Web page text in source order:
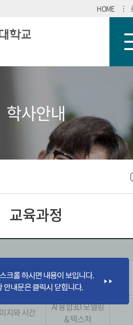
HOME
학사안내
교육과정
털영상스토
리보드
게임디자인
지와 시간
AI 융합3D 모델링
& 텍스처